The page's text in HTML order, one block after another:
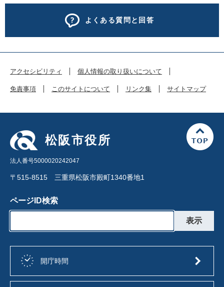
よくある質問と回答
アクセシビリティ 個人情報の取り扱いについて
免責事項 このサイトについて リンク集 サイトマップ
松阪市役所
法人番号5000020242047
〒515-8515 三重県松阪市殿町1340番地1
ページID検索
開庁時間